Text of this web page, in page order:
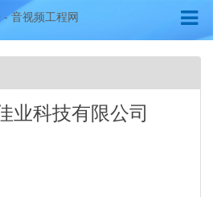
音视频工程网
业科技有限公司